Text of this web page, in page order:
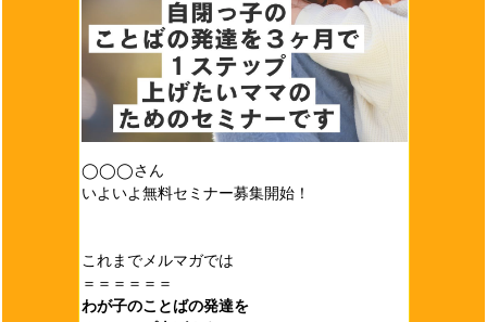
◯◯◯さん
いよいよ無料セミナー募集開始！
これまでメルマガでは
＝＝＝＝＝＝
わが子のことばの発達を